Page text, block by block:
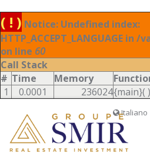
( ! ) Notice: Undefined index:
HTTP_ACCEPT_LANGUAGE
on line 60
Call Stack
# Time Memory
1
0.0001 236024{main}( )
Italiano